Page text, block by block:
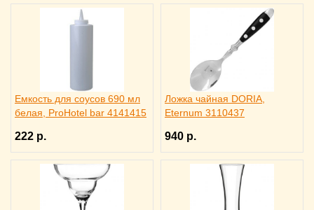
Емкость для соусов 690 мл
белая, ProHotel bar 4141415
222 р.
Ложка чайная DORIA,
Eternum 3110437
940 р.